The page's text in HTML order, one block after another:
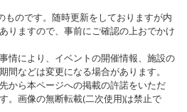
のです。随時更新をしておりますが内
りますので、事前にご確認の上おでかけ
情により、イベントの開催情報、施設の
間などは変更になる場合があります。
から本ページへの掲載の許諾をいただ
。画像の無断転載(二次使用)は禁止で